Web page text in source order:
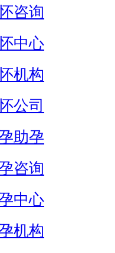
咨询
中心
机构
公司
助孕
咨询
中心
机构